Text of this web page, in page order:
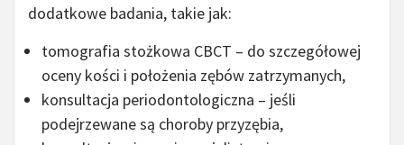
dodatkowe badania, takie jak:
tomografia stożkowa CBCT – do szczegółowej
oceny kości i położenia zębów zatrzymanych,
konsultacja periodontologiczna – jeśli
podejrzewane są choroby przyzębia,